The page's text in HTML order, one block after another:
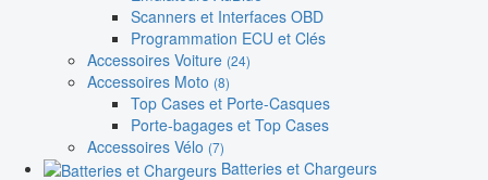
Scanners et Interfaces OBD
Programmation ECU et Clés
Accessoires Voiture (24)
Accessoires Moto (8)
Top Cases et Porte-Casques
Porte-bagages et Top Cases
Accessoires Vélo (7)
Batteries et Chargeurs